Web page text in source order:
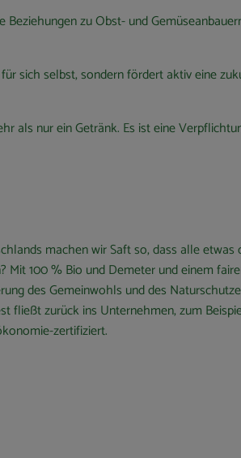
zu Obst- und
sich selbst, sondern fördert aktiv eine
als nur ein Getränk. Es ist eine
machen wir Saft so, dass alle
Mit 100 % Bio und Demeter und einem
des Gemeinwohls und des
zurück ins Unternehmen, zum
zertifiziert.